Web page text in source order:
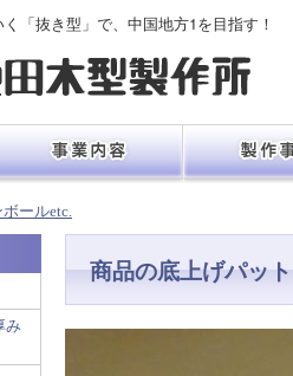
「抜き型」で、中国地方1を目指す！
ールetc.
商品の底上げパット
み